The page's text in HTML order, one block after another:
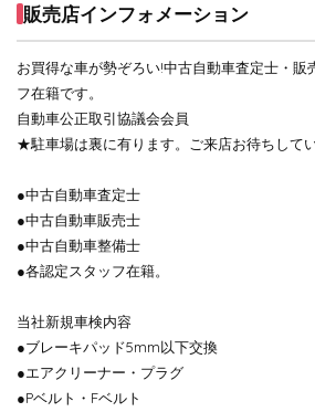
販売店インフォメーション
お買得な車が勢ぞろい!中古自動車査定士・販
フ在籍です。
自動車公正取引協議会会員
★駐車場は裏に有ります。ご来店お待ちしてい
●中古自動車査定士
●中古自動車販売士
●中古自動車整備士
●各認定スタッフ在籍。
当社新規車検内容
●ブレーキパッド5mm以下交換
●エアクリーナー・プラグ
●Pベルト・Fベルト